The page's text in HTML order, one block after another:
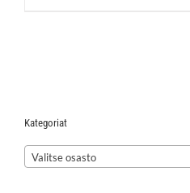
Kategoriat
Valitse osasto